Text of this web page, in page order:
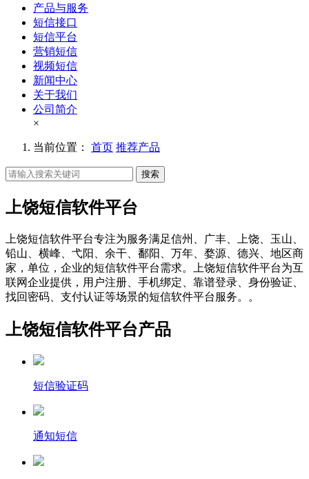
产品与服务
短信接口
短信平台
营销短信
视频短信
新闻中心
关于我们
公司简介
×
当前位置： 首页 推荐产品
搜索
上饶短信软件平台
上饶短信软件平台专注为服务满足信州、广丰、上饶、玉山、
铅山、横峰、弋阳、余干、鄱阳、万年、婺源、德兴、地区商
家，单位，企业的短信软件平台需求。上饶短信软件平台为互
联网企业提供，用户注册、手机绑定、靠谱登录、身份验证、
找回密码、支付认证等场景的短信软件平台服务。。
上饶短信软件平台产品
短信验证码
通知短信